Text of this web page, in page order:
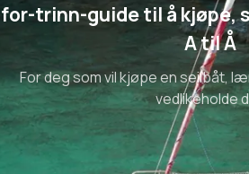
trinn-guide til å kjøpe,
A til Å
For deg som vil kjøpe en seilbåt,
vedlikeholde